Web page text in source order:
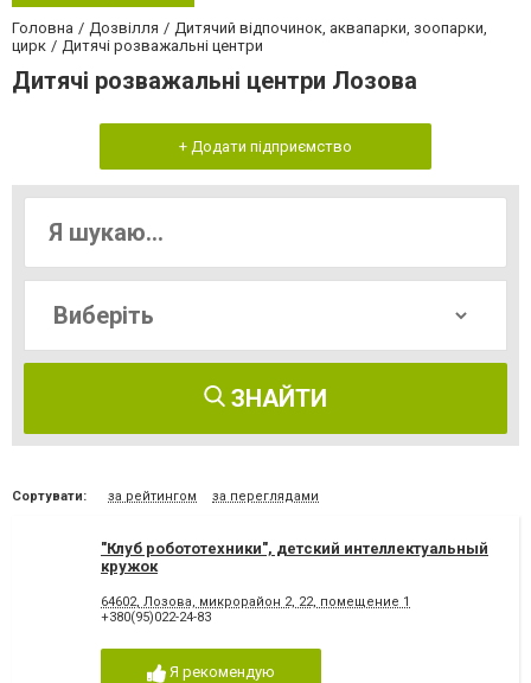
Головна Дозвілля
Дитячий відпочинок, аквапарки, зоопарки,
цирк
Дитячі розважальні центри
Дитячі розважальні центри Лозова
+ Додати підприємство
ЗНАЙТИ
Сортувати: за рейтингом за переглядами
"Клуб робототехники", детский интеллектуальный
кружок
64602, Лозова, микрорайон 2, 22, помещение 1
+380(95)022-24-83
Я рекомендую